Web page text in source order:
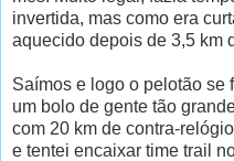
invertida, mas como era
aquecido depois de 3,5 km
Saímos e logo o pelotão se
um bolo de gente tão
com 20 km de contra-
e tentei encaixar time trail